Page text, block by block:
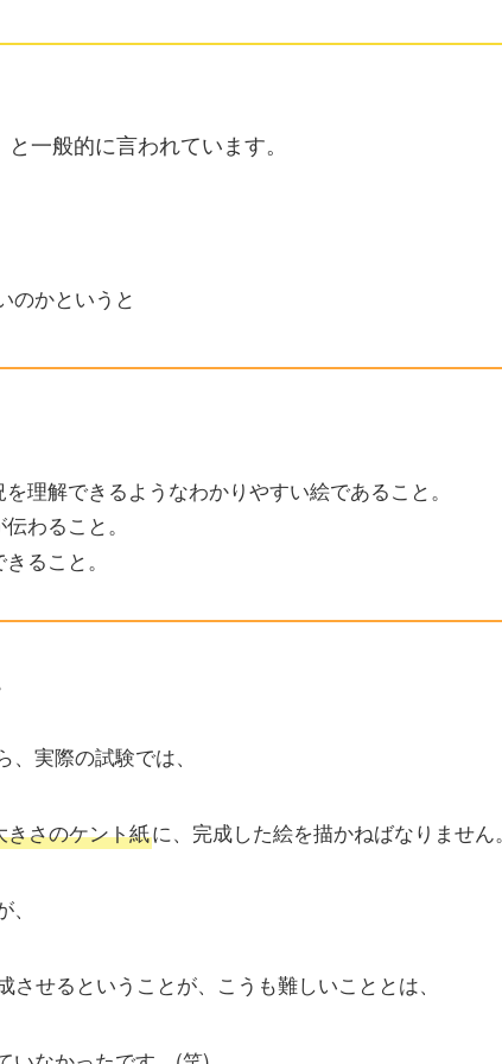
と一般的に言われています。
のかというと
理解できるようなわかりやすい絵であること。
わること。
ること。
実際の試験では、
さのケント紙に、完成した絵を描かねばなりません。
せるということが、こうも難しいこととは、